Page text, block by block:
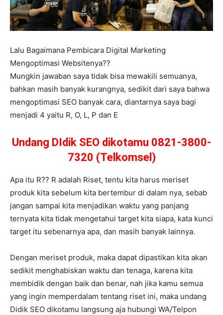
Lalu Bagaimana Pembicara Digital Marketing
Mengoptimasi Websitenya??
Mungkin jawaban saya tidak bisa mewakili semuanya,
bahkan masih banyak kurangnya, sedikit dari saya bahwa
mengoptimasi SEO banyak cara, diantarnya saya bagi
menjadi 4 yaitu R, O, L, P dan E
Undang DIdik SEO dikotamu 0821-3800-
7320 (Telkomsel)
Apa itu R?? R adalah Riset, tentu kita harus meriset
produk kita sebelum kita bertembur di dalam nya, sebab
jangan sampai kita menjadikan waktu yang panjang
ternyata kita tidak mengetahui target kita siapa, kata kunci
target itu sebenarnya apa, dan masih banyak lainnya.
Dengan meriset produk, maka dapat dipastikan kita akan
sedikit menghabiskan waktu dan tenaga, karena kita
membidik dengan baik dan benar, nah jika kamu semua
yang ingin memperdalam tentang riset ini, maka undang
Didik SEO dikotamu langsung aja hubungi WA/Telpon